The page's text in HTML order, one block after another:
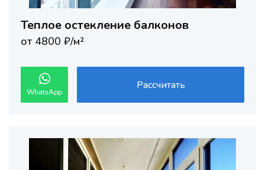
Теплое остекление балконов
от 4800 ₽/м²
WhatsApp
Рассчитать